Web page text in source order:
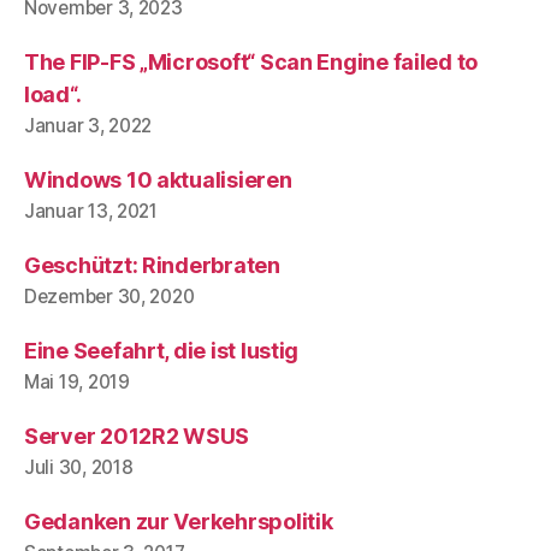
November 3, 2023
The FIP-FS „Microsoft“ Scan Engine failed to
load“.
Januar 3, 2022
Windows 10 aktualisieren
Januar 13, 2021
Geschützt: Rinderbraten
Dezember 30, 2020
Eine Seefahrt, die ist lustig
Mai 19, 2019
Server 2012R2 WSUS
Juli 30, 2018
Gedanken zur Verkehrspolitik